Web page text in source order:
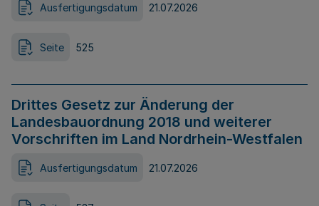
Ausfertigungsdatum 21.07.2026
Seite 525
Drittes Gesetz zur Änderung der
Landesbauordnung 2018 und weiterer
Vorschriften im Land Nordrhein-Westfalen
Ausfertigungsdatum 21.07.2026